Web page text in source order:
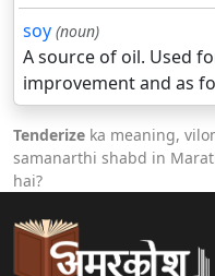
soy (noun)
A source of oil. Used
improvement and as
Tenderize ka meaning,
samanarthi shabd in
hai?